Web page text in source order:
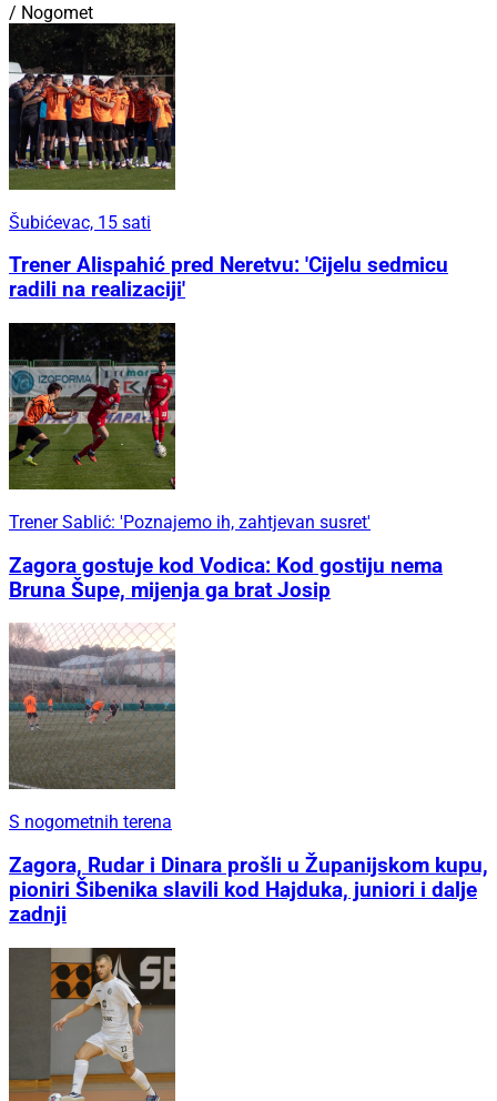
/ Nogomet
Šubićevac, 15 sati
Trener Alispahić pred Neretvu: 'Cijelu sedmicu
radili na realizaciji'
Trener Sablić: 'Poznajemo ih, zahtjevan susret'
Zagora gostuje kod Vodica: Kod gostiju nema
Bruna Šupe, mijenja ga brat Josip
S nogometnih terena
Zagora, Rudar i Dinara prošli u Županijskom kupu,
pioniri Šibenika slavili kod Hajduka, juniori i dalje
zadnji